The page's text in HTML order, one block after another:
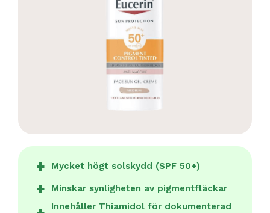
Mycket högt solskydd (SPF 50+)
Minskar synligheten av pigmentfläckar
Innehåller Thiamidol för dokumenterad